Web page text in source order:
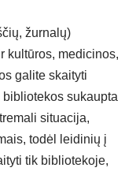
žurnalų)
kultūros, medicinos,
galite skaityti
sukaupta
situacija,
todėl leidinių į
tik bibliotekoje,